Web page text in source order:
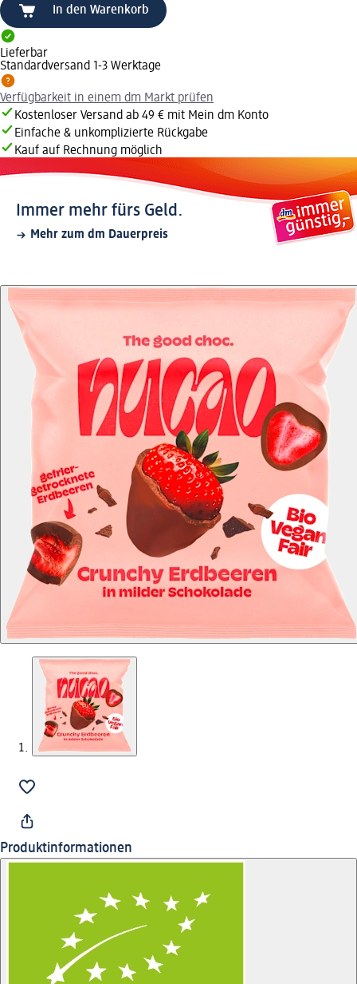
In den Warenkorb
Lieferbar
Standardversand 1-3 Werktage
Verfügbarkeit in einem dm Markt prüfen
Kostenloser Versand ab 49 € mit Mein dm Konto
Einfache & unkomplizierte Rückgabe
Kauf auf Rechnung möglich
Immer mehr fürs Geld.
Mehr zum dm Dauerpreis
Produktinformationen